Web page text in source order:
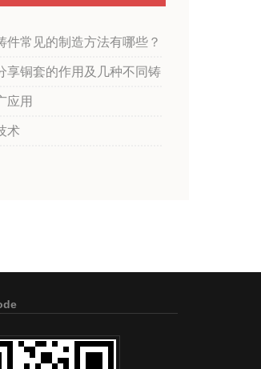
件常见的制造方法有哪些？
享铜套的作用及几种不同铸
应用
术